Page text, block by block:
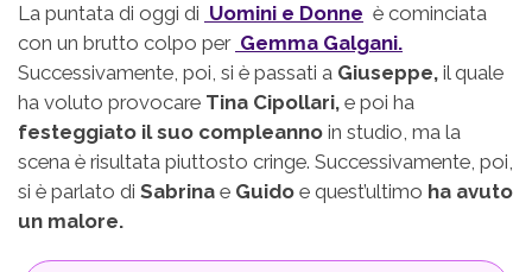
La puntata di oggi di Uomini e Donne è cominciata
con un brutto colpo per Gemma Galgani.
Successivamente, poi, si è passati a Giuseppe, il quale
ha voluto provocare Tina Cipollari, e poi ha
festeggiato il suo compleanno in studio, ma la
scena è risultata piuttosto cringe. Successivamente, poi,
si è parlato di Sabrina e Guido e quest’ultimo ha avuto
un malore.